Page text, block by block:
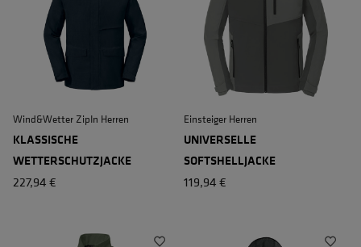
Wind&Wetter ZipIn Herren
KLASSISCHE
WETTERSCHUTZJACKE
227,94 €
Einsteiger Herren
UNIVERSELLE
SOFTSHELLJACKE
119,94 €